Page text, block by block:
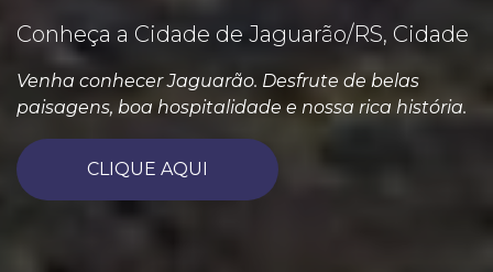
Conheça a Cidade de Jaguarão/RS, Cidade
Venha conhecer Jaguarão. Desfrute de belas
paisagens, boa hospitalidade e nossa rica história.
CLIQUE AQUI